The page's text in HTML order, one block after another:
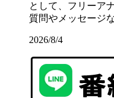
として、フリーア
質問やメッセー
2026/8/4